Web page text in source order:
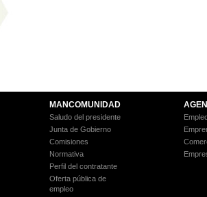
MANCOMUNIDAD
Saludo del presidente
Junta de Gobierno
Comisiones
Normativa
Perfil del contratante
Oferta pública de
empleo